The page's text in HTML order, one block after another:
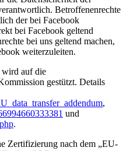
Betroffenenrechte
der bei Facebook
bei Facebook geltend
bei uns geltend machen,
weiterzuleiten.
auf die
gestützt. Details
,
und
.
Zertifizierung nach dem „EU-